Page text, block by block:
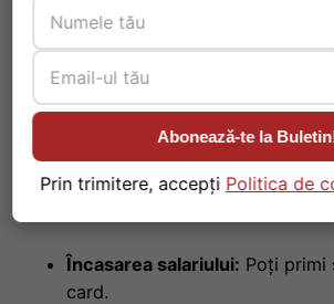
Ce este un IBAN și de ce este
IBAN-ul(International Bank Account
cod de identificare internațional care
efectuarea și primirea plăților într-un
rapid. A avea un IBAN pe cardul tău
Încasarea salariului: Poți primi
card.
Abonează-te la
Prin trimitere, accepți Politica de